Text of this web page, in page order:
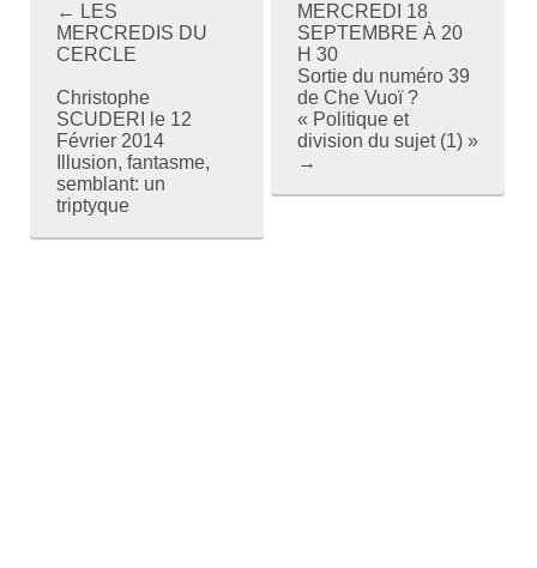
a
← LES
MERCREDIS DU
CERCLE
Christophe
SCUDERI le 12
Février 2014
Illusion, fantasme,
semblant: un
triptyque
MERCREDI 18
SEPTEMBRE À 20
H 30
Sortie du numéro 39
de Che Vuoï ?
« Politique et
division du sujet (1) »
→